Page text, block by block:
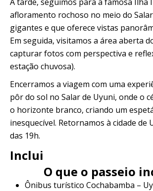
afloramento rochoso no meio do
gigantes e que oferece vistas
Em seguida, visitamos a área aberta
capturar fotos com perspectiva e
estação chuvosa).
Encerramos a viagem com uma
pôr do sol no Salar de Uyuni, onde o
o horizonte branco, criando um
inesquecível. Retornamos à cidade de
das 19h.
Inclui
O que o passeio
Ônibus turístico Cochabamba –